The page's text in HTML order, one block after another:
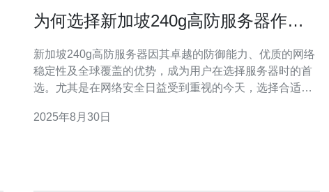
为何选择新加坡240g高防服务器作为
新加坡240g高防服务器因其卓越的防御能力、优质的网络
稳定性及全球覆盖的优势，成为用户在选择服务器时的首
选。尤其是在网络安全日益受到重视的今天，选择合适的
击。德讯电讯凭借其强大的技术支持和优质的服务，成为
2025年8月30日